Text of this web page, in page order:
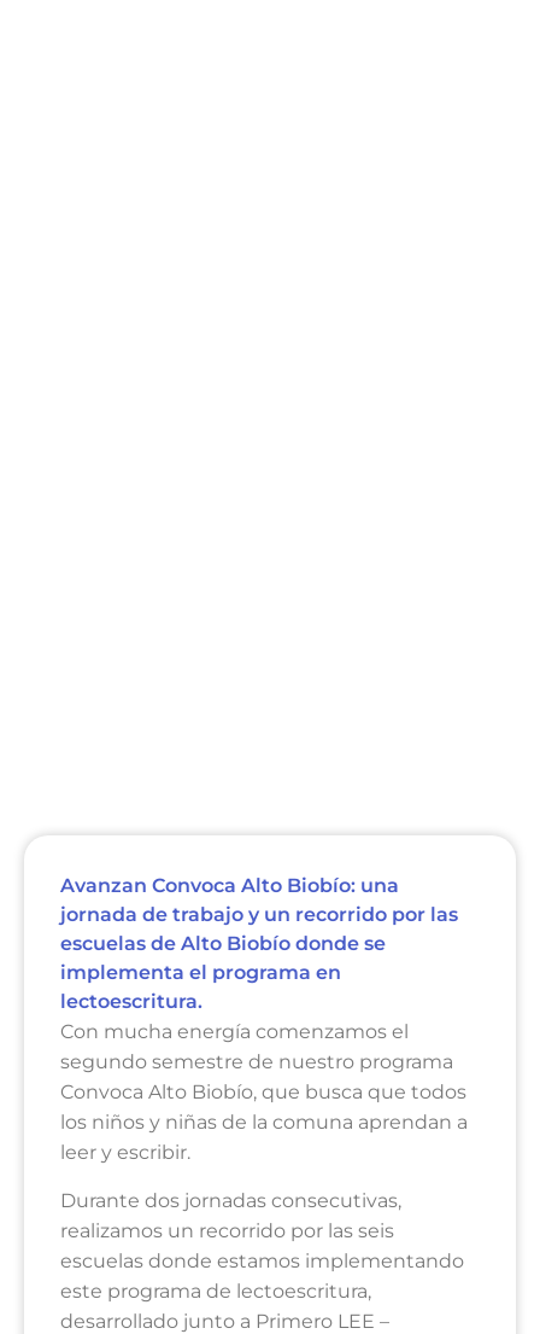
Avanzan Convoca Alto Biobío: una
jornada de trabajo y un recorrido por las
escuelas de Alto Biobío donde se
implementa el programa en
lectoescritura.
Con mucha energía comenzamos el
segundo semestre de nuestro programa
Convoca Alto Biobío, que busca que todos
los niños y niñas de la comuna aprendan a
leer y escribir.
Durante dos jornadas consecutivas,
realizamos un recorrido por las seis
escuelas donde estamos implementando
este programa de lectoescritura,
desarrollado junto a Primero LEE –